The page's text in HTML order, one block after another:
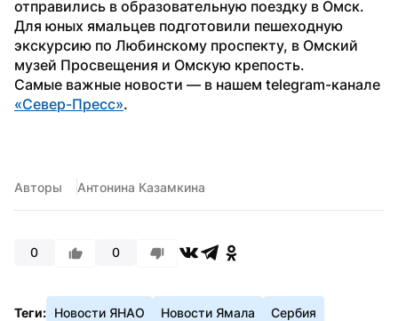
отправились в образовательную поездку в Омск.
Для юных ямальцев подготовили пешеходную
экскурсию по Любинскому проспекту, в Омский
музей Просвещения и Омскую крепость.
«Север-Пресс».
Авторы Антонина Казамкина
0 0
Теги: Новости ЯНАО Новости Ямала Сербия